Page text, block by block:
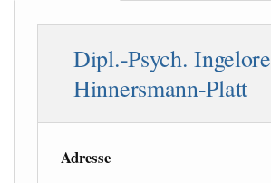
Dipl.-Psych. Ingelore
Hinnersmann-Platt
Adresse